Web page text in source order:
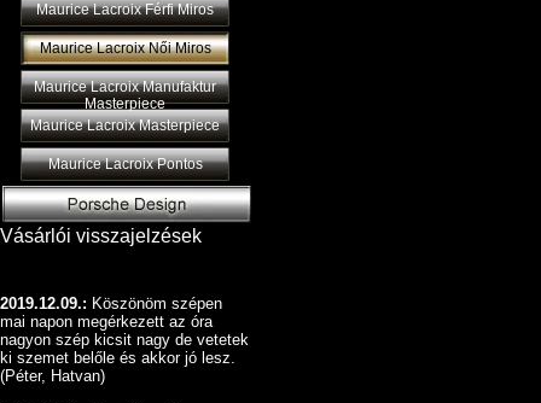
Maurice Lacroix Férfi Miros
Maurice Lacroix Női Miros
Maurice Lacroix Manufaktur
Masterpiece
Maurice Lacroix Masterpiece
Maurice Lacroix Pontos
Vásárlói visszajelzések
2019.12.09.: Köszönöm szépen
mai napon megérkezett az óra
nagyon szép kicsit nagy de vetetek
ki szemet belőle és akkor jó lesz.
(Péter, Hatvan)